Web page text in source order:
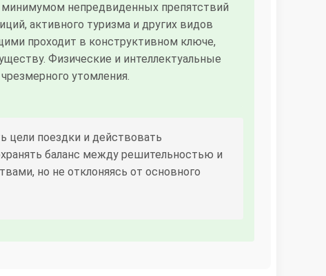
непредвиденных препятствий
активного туризма и других видов
проходит в конструктивном ключе,
Физические и интеллектуальные
утомления.
цели поездки и действовать
баланс между решительностью и
но не отклоняясь от основного